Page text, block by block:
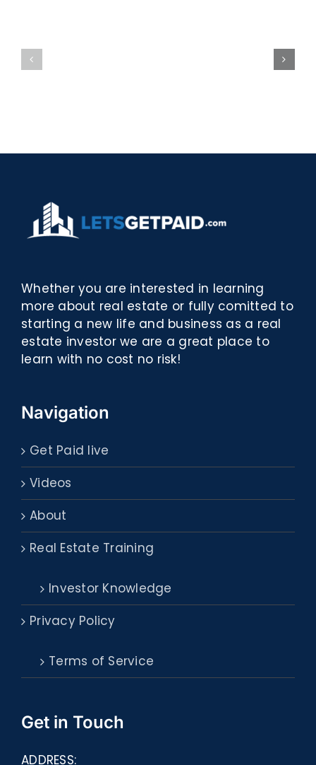
Whether you are interested in learning
more about real estate or fully comitted to
starting a new life and business as a real
estate investor we are a great place to
learn with no cost no risk!
Navigation
Get Paid live
Videos
About
Real Estate Training
Investor Knowledge
Privacy Policy
Terms of Service
Get in Touch
ADDRESS: